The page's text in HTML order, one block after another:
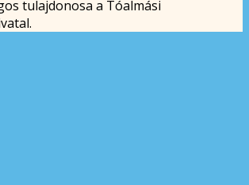
tulajdonosa a Tóalmási